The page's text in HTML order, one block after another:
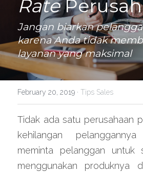
Rate
Jangan biarkan
karena Anda tidak
layanan yang maksimal
February 20, 2019 · Tips Sales
Tidak ada satu perusahaan
kehilangan
meminta pelanggan untuk
menggunakan produknya